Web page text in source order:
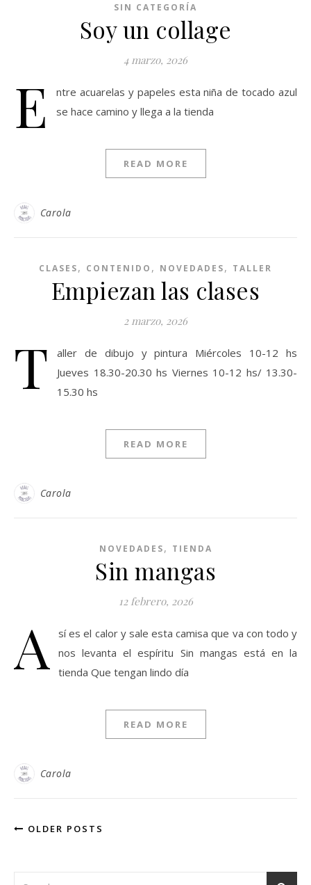
SIN CATEGORÍA
Soy un collage
4 marzo, 2026
E
ntre acuarelas y papeles esta niña de tocado azul
se hace camino y llega a la tienda
READ MORE
Carola
CLASES, CONTENIDO , NOVEDADES, TALLER
Empiezan las clases
2 marzo, 2026
T
aller de dibujo y pintura Miércoles 10-12 hs
Jueves 18.30-20.30 hs Viernes 10-12 hs/ 13.30-
15.30 hs
READ MORE
Carola
NOVEDADES, TIENDA
Sin mangas
12 febrero, 2026
A
sí es el calor y sale esta camisa que va con todo y
nos levanta el espíritu Sin mangas está en la
tienda Que tengan lindo día
READ MORE
Carola
OLDER POSTS